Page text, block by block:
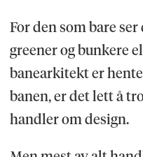
For den som bare
greener og bunkere
banearkitekt er
banen, er det lett å
handler om design.